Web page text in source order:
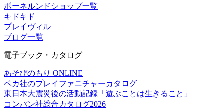
ボーネルンドショップ一覧
キドキド
プレイヴィル
ブログ一覧
電子ブック・カタログ
あそびのもり ONLINE
ベカ社のプレイファニチャーカタログ
東日本大震災後の活動記録「遊ぶことは生きること」
コンパン社総合カタログ2026